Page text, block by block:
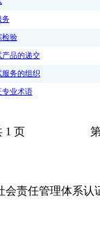
务
检验
品的递交
务的组织
业术语
1 页
会责任管理体系认